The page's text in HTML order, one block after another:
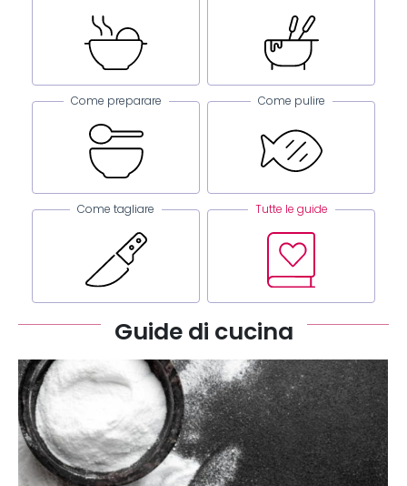
Come preparare Come pulire
Come tagliare Tutte le guide
Guide di cucina